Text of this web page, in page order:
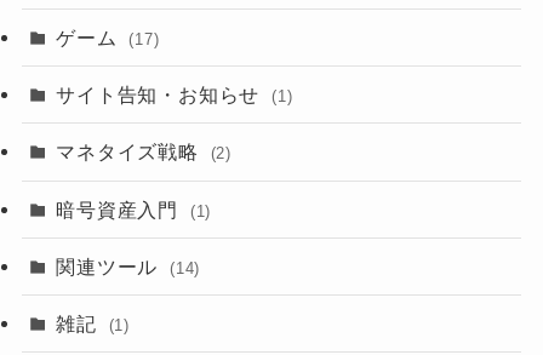
ゲーム (17)
サイト告知・お知らせ (1)
マネタイズ戦略 (2)
暗号資産入門 (1)
関連ツール (14)
雑記 (1)